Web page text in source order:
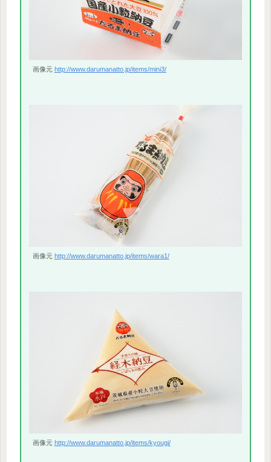
画像元 http://www.darumanatto.jp/items/mini3/
画像元 http://www.darumanatto.jp/items/wara1/
画像元 http://www.darumanatto.jp/items/kyougi/